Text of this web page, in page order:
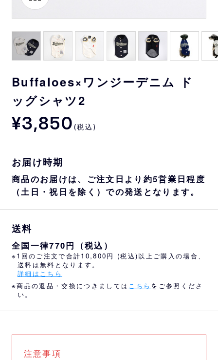
Buffaloes×ワンジーデニム ド
ッグシャツ2
¥3,850 (税込)
お届け時期
商品のお届けは、ご注文日より約5営業日程度
（土日・祝日を除く）での発送となります。
送料
全国一律770円（税込）
※1回のご注文で合計10,800円 (税込)以上ご購入の場合、
送料は無料となります。
詳細はこちら
※商品の返品・交換につきましては こちら をご参照くださ
い。
注意事項